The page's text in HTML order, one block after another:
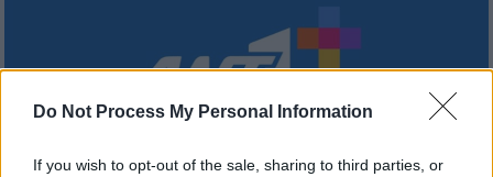
Do Not Process My Personal Information
If you wish to opt-out of the sale, sharing to third parties, or